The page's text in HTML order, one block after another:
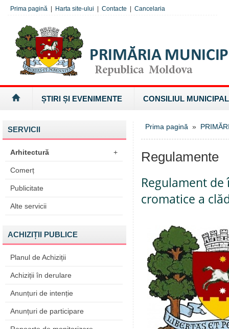
Prima pagină Harta site-ului Contacte Cancelaria
ȘTIRI ȘI EVENIMENTE CONSILIUL MUNICIPAL
SERVICII
Arhitectură +
Comerț
Publicitate
Alte servicii
ACHIZIȚII PUBLICE
Planul de Achiziții
Achiziții în derulare
Anunțuri de intenție
Anunțuri de participare
Prima pagină »
Regulamente
Regulament
cromatice a